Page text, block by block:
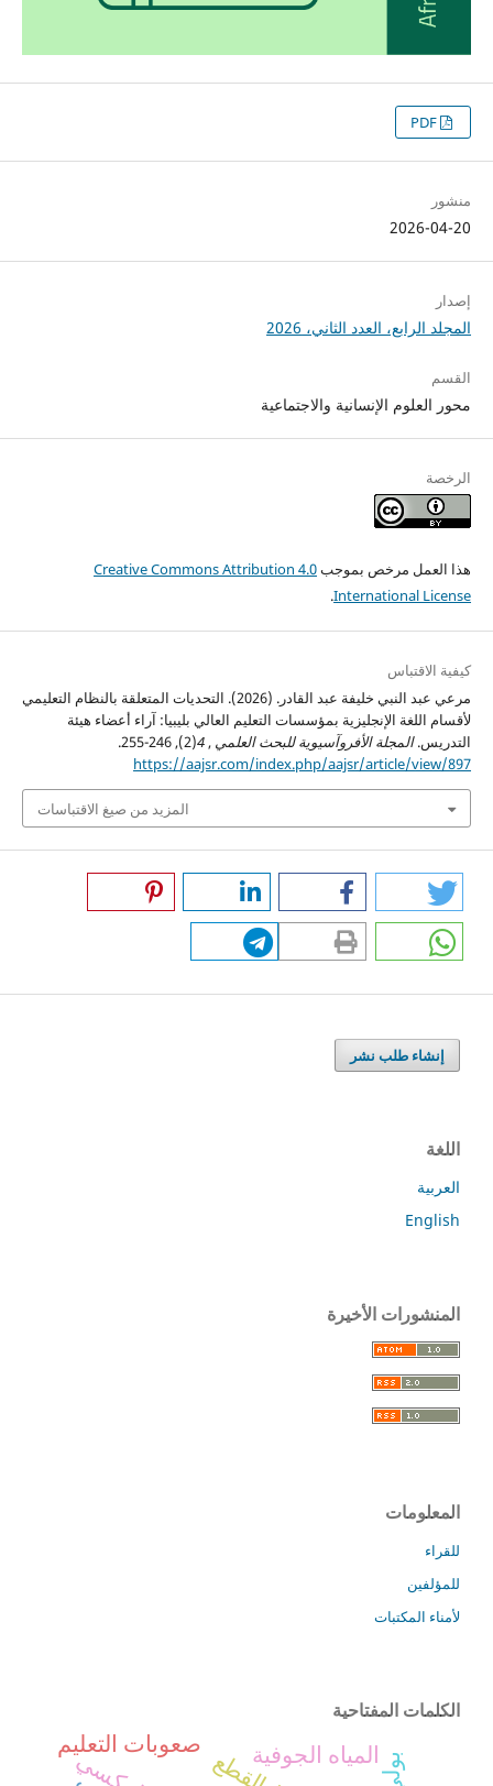
PDF
منشور
2026-04-20
إصدار
المجلد الرابع، العدد الثاني، 2026
القسم
محور العلوم الإنسانية والاجتماعية
الرخصة
هذا العمل مرخص بموجبCreative Commons Attribution 4.0
International License
.
كيفية الاقتباس
مرعي عبد النبي خليفة عبد القادر. (2026). التحديات المتعلقة بالنظام التعليمي
لأقسام اللغة الإنجليزية بمؤسسات التعليم العالي بليبيا: آراء أعضاء هيئة
التدريس.المجلة الأفروآسيوية للبحث العلمي ,
4
(2), 246-255.
https://aajsr.com/index.php/aajsr/article/view/897
المزيد من صيغ الاقتباسات
إنشاء طلب نشر
اللغة
العربية
English
المنشورات الأخيرة
المعلومات
للقراء
للمؤلفين
لأمناء المكتبات
الكلمات المفتاحية
المياه الجوفية صعوبات التعليم